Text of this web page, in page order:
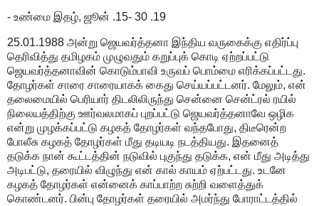
- உண்மை இதழ், ஜூன் .15- 30 .19
25.01.1988 அன்று ஜெயவர்த்தனா இந்திய வருகைக்கு எதிர்ப்பு
தெரிவித்து தமிழகம் முழுவதும் கறுப்புக் கொடி ஏற்றப்பட்டு
ஜெயவர்த்தனாவின் கொடும்பாவி உருவப் பொம்மை எரிக்கப்பட்டது.
தோழர்கள் சாரை சாரையாகக் கைது செய்யப்பட்டனர். மேலும், என்
தலைமையில் பெரியார் திடலிலிருந்து சென்னை சென்ட்ரல் ரயில்
நிலையத்திற்கு ஊர்வலமாகப் புறப்பட்டு ஜெயவர்த்தனாவே ஒழிக
என்று முழக்கப்பட்டு கழகத் தோழர்கள் வந்தபோது, திடீரென்ற
போலீசு கழகத் தோழர்கள் மீது தடியடி நடத்தியது. இதனைத்
தடுக்க நான் கூட்டத்தின் நடுவில் புகுந்து தடுக்க, என் மீது அடித்து
அடிபட்டு, தரையில் விழுந்து என் கால் காயம் ஏற்பட்டது. உடனே
கழகத் தோழர்கள் என்னைக் காப்பாற்ற சுற்றி வளைத்துக்
கொண்டனர். பின்பு தோழர்கள் தரையில் அமர்ந்து போராட்டத்தில்